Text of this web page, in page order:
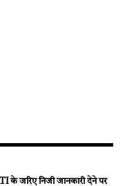
के जरिए निजी जानकारी देने पर